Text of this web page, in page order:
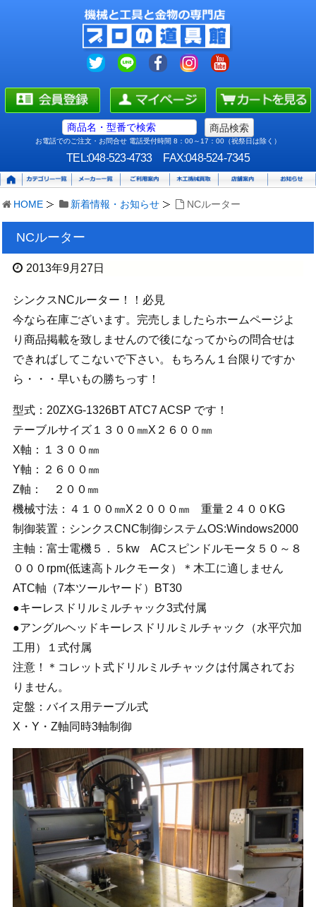
お電話でのご注文・お問合せ 電話受付時間 8：00～17：00（祝祭日は除く）
TEL:048-523-4733 FAX:048-524-7345
HOME 新着情報・お知らせ NCルーター
NCルーター
2013年9月27日
シンクスNCルーター！！必見
今なら在庫ございます。完売しましたらホームページよ
り商品掲載を致しませんので後になってからの問合せは
できればしてこないで下さい。もちろん１台限りですか
ら・・・早いもの勝ちっす！
型式：20ZXG-1326BT ATC7 ACSP です！
テーブルサイズ１３００㎜X２６００㎜
X軸：１３００㎜
Y軸：２６００㎜
Z軸： ２００㎜
機械寸法：４１００㎜X２０００㎜ 重量２４００KG
制御装置：シンクスCNC制御システムOS:Windows2000
主軸：富士電機５．５kw ACスピンドルモータ５０～８
０００rpm(低速高トルクモータ）＊木工に適しません
ATC軸（7本ツールヤード）BT30
●キーレスドリルミルチャック3式付属
●アングルヘッドキーレスドリルミルチャック（水平穴加
工用）１式付属
注意！＊コレット式ドリルミルチャックは付属されてお
りません。
定盤：バイス用テーブル式
X・Y・Z軸同時3軸制御